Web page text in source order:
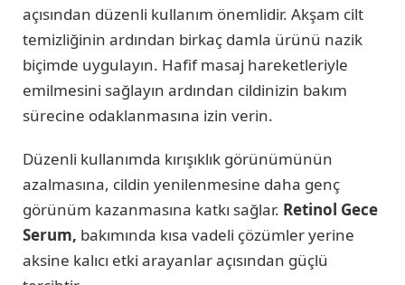
açısından düzenli kullanım önemlidir. Akşam cilt
temizliğinin ardından birkaç damla ürünü nazik
biçimde uygulayın. Hafif masaj hareketleriyle
emilmesini sağlayın ardından cildinizin bakım
sürecine odaklanmasına izin verin.
Düzenli kullanımda kırışıklık görünümünün
azalmasına, cildin yenilenmesine daha genç
görünüm kazanmasına katkı sağlar. Retinol Gece
Serum, bakımında kısa vadeli çözümler yerine
aksine kalıcı etki arayanlar açısından güçlü